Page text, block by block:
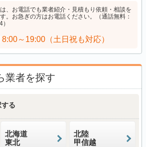
、お電話でも業者紹介・見積もり依頼・相談を
。お急ぎの方はお電話ください。（通話無料：
8:00～19:00（土日祝も対応）
業者を探す
る
北海道
東北
北陸
甲信越